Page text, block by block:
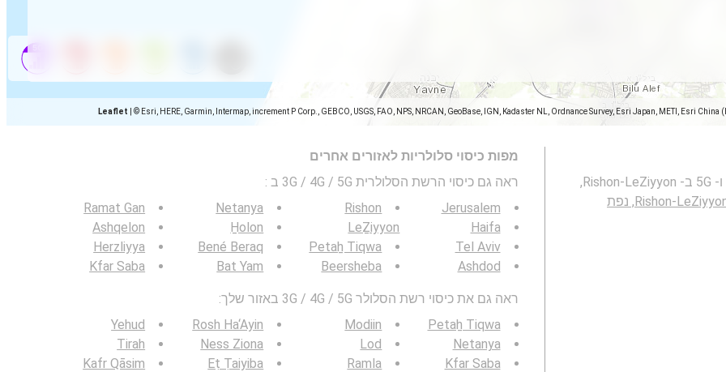
Leaflet © Esri, HERE, Garmin, Intermap, increment P Corp., GEBCO, USGS, FAO, NPS, NRCAN, GeoBase, IGN, Kadaster NL, Ordnance Survey, Esri Japan, METI, Esri
מפה זו מייצגת את הכיסוי של רשתות סלולריות 2G, 3G, 4G ו- 5G ב- Rishon-LeZiyyon,
Rishon-LeZiyyon, נפת
מפות כיסוי סלולריות לאזורים אחרים
ראה גם כיסוי הרשת הסלולרית 3G / 4G / 5G ב
:
Jerusalem
Haifa
Tel Aviv
Ashdod
Rishon
LeẔiyyon
Petaẖ Tiqwa
Beersheba
Netanya
H̱olon
Bené Beraq
Bat Yam
Ramat Gan
Ashqelon
Herzliyya
Kfar Saba
ראה גם את כיסוי רשת הסלולר 3G / 4G / 5G באזור שלך:
Petaẖ Tiqwa
Netanya
Kfar Saba
Modiin
Lod
Ramla
Rosh Ha‘Ayin
Ness Ziona
Eṭ Ṭaiyiba
Yehud
Tirah
Kafr Qāsim